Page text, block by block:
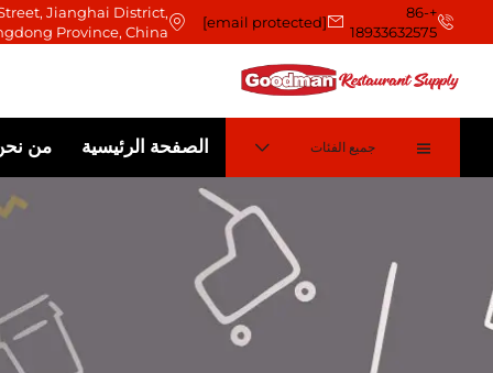
+86-
18933632575
[email protected]
Jianghai District,
Province, China
جميع الفئات الصفحة الرئيسية من